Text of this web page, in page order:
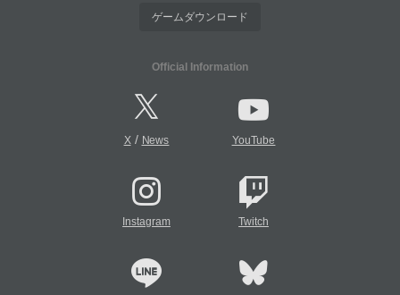
ゲームダウンロード
Official Information
X/ News YouTube
Instagram Twitch